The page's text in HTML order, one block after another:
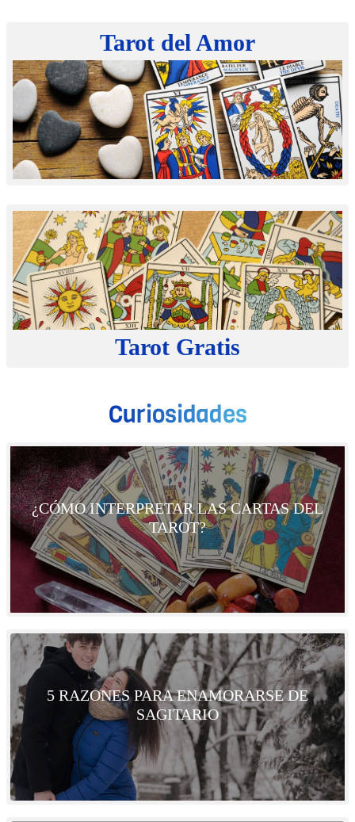
Tarot del Amor
Tarot Gratis
Curiosidades
¿CÓMO INTERPRETAR LAS CARTAS DEL
TAROT?
5 RAZONES PARA ENAMORARSE DE
SAGITARIO